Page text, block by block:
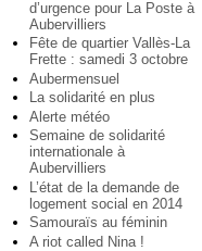
d’urgence pour La Poste à
Aubervilliers
Fête de quartier Vallès-La
Frette : samedi 3 octobre
Aubermensuel
La solidarité en plus
Alerte météo
Semaine de solidarité
internationale à
Aubervilliers
L’état de la demande de
logement social en 2014
Samouraïs au féminin
A riot called Nina !